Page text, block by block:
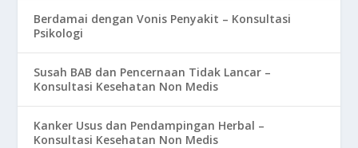
Berdamai dengan Vonis Penyakit – Konsultasi
Psikologi
Susah BAB dan Pencernaan Tidak Lancar –
Konsultasi Kesehatan Non Medis
Kanker Usus dan Pendampingan Herbal –
Konsultasi Kesehatan Non Medis